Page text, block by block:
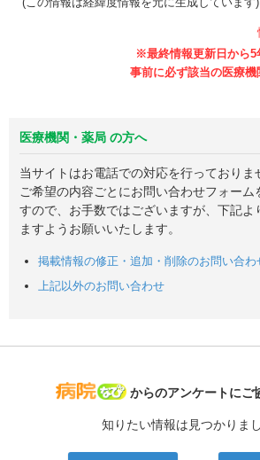
医療機関・薬局 の方へ
当サイトはお電話での対応を行っておりま
ご希望の内容ごとにお問い合わせフォーム
すので、お手数ではございますが、下記よ
ますようお願いいたします。
掲載情報の修正・追加・削除のお問い合わ
上記以外のお問い合わせ
病院なび
からのアンケートにご
知りたい情報は見つかりま